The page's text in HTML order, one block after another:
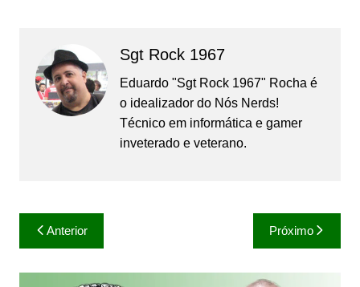
Sgt Rock 1967
Eduardo "Sgt Rock 1967" Rocha é
o idealizador do Nós Nerds!
Técnico em informática e gamer
inveterado e veterano.
Navegação
de
Post
Anterior Próximo